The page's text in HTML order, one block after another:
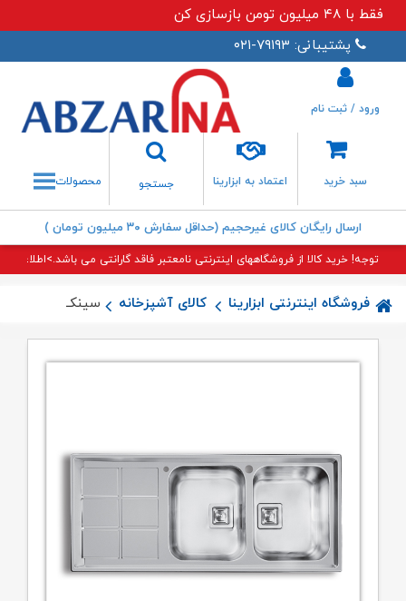
فقط با ۴۸ میلیون تومن بازسازی کن
پشتیبانی: ۷۹۱۹۳-۰۲۱
سبد خرید اعتماد به ابزارینا
جستجو
جستجو
ورود / ثبت نام
محصولات
ارسال رایگان کالای غیرحجیم (حداقل سفارش ۳۰ میلیون تومان )
توجه! خرید کالا از فروشگاههای اینترنتی نامعتبر فاقد گارانتی می باشد.>اطلاعات
فروشگاه اینترنتی ابزارینا کالای آشپزخانه سینک ۵۰۰ توکار اخوان